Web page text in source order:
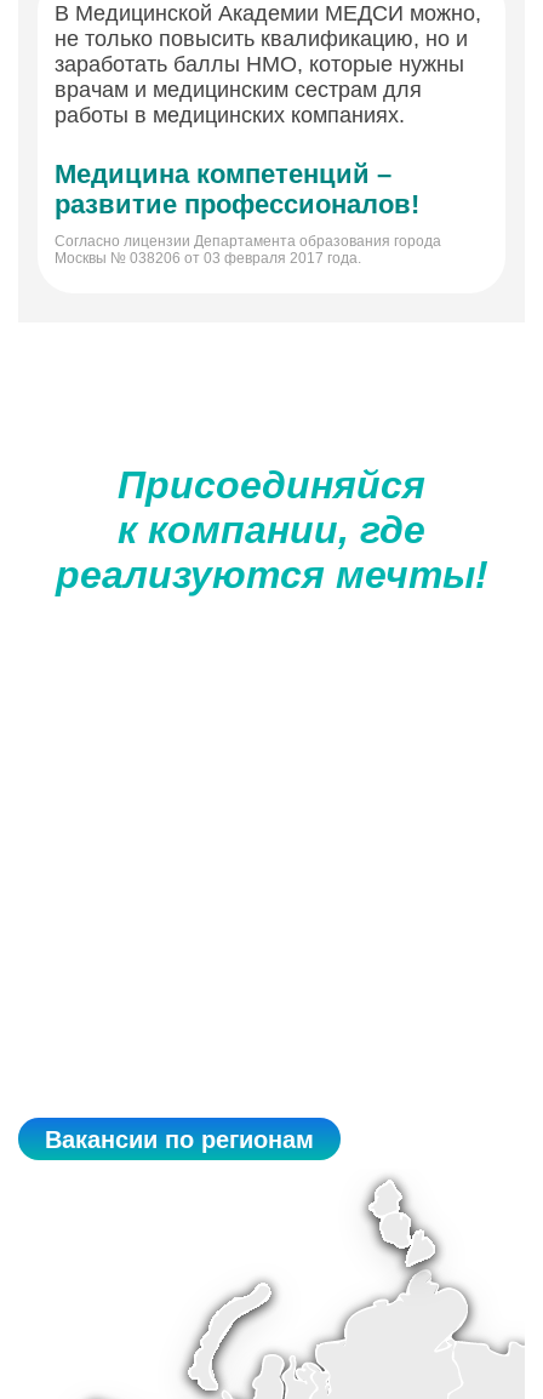
В Медицинской Академии МЕДСИ можно,
не только повысить квалификацию, но и
заработать баллы НМО, которые нужны
врачам и медицинским сестрам для
работы в медицинских компаниях.
Медицина компетенций –
развитие профессионалов!
Согласно лицензии Департамента образования города
Москвы № 038206 от 03 февраля 2017 года.
Присоединяйся
к компании, где
реализуются мечты!
Вакансии по регионам